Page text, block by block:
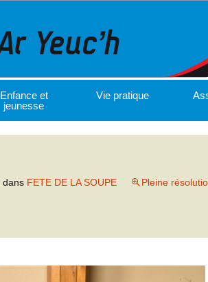
Enfance et
jeunesse
Vie pratique
dans FETE DE LA SOUPE Pleine